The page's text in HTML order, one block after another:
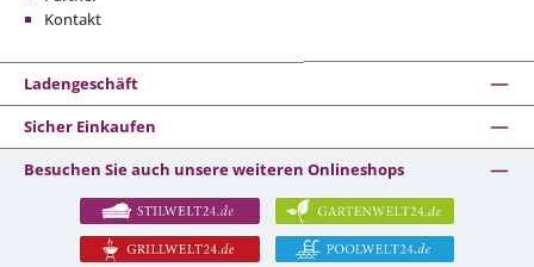
Kontakt
Ladengeschäft
Sicher Einkaufen
Besuchen Sie auch unsere weiteren Onlineshops